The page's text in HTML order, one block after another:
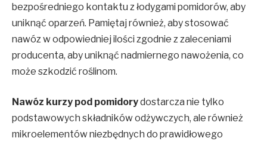
bezpośredniego kontaktu z łodygami pomidorów, aby
uniknąć oparzeń. Pamiętaj również, aby stosować
nawóz w odpowiedniej ilości zgodnie z zaleceniami
producenta, aby uniknąć nadmiernego nawożenia, co
może szkodzić roślinom.
Nawóz kurzy pod pomidorydostarcza nie tylko
podstawowych składników odżywczych, ale również
mikroelementów niezbędnych do prawidłowego